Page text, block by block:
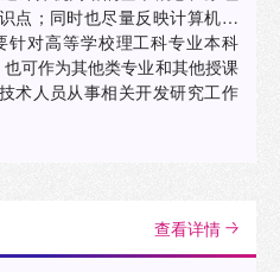
点；同时也尽量反映计算机网
对高等学校理工科专业本科
可作为其他类专业和其他授课
术人员从事相关开发研究工作
查看详情